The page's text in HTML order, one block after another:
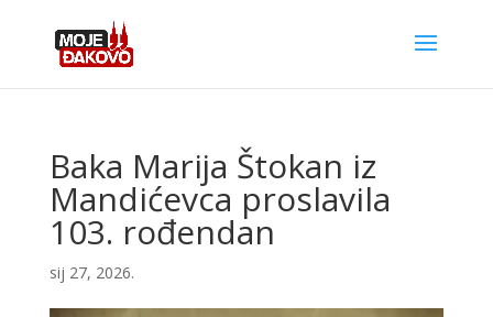
Baka Marija Štokan iz
Mandićevca proslavila
103. rođendan
sij 27, 2026.